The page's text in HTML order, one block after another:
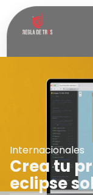
Internacionales
Crea tu
eclipse